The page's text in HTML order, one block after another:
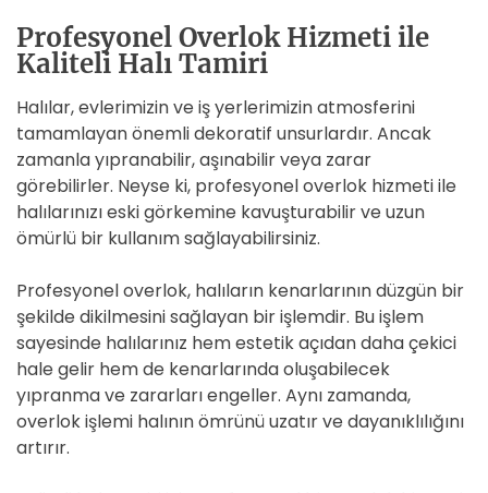
Profesyonel Overlok Hizmeti ile
Kaliteli Halı Tamiri
Halılar, evlerimizin ve iş yerlerimizin atmosferini
tamamlayan önemli dekoratif unsurlardır. Ancak
zamanla yıpranabilir, aşınabilir veya zarar
görebilirler. Neyse ki, profesyonel overlok hizmeti ile
halılarınızı eski görkemine kavuşturabilir ve uzun
ömürlü bir kullanım sağlayabilirsiniz.
Profesyonel overlok, halıların kenarlarının düzgün bir
şekilde dikilmesini sağlayan bir işlemdir. Bu işlem
sayesinde halılarınız hem estetik açıdan daha çekici
hale gelir hem de kenarlarında oluşabilecek
yıpranma ve zararları engeller. Aynı zamanda,
overlok işlemi halının ömrünü uzatır ve dayanıklılığını
artırır.